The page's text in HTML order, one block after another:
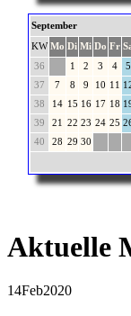
September
KW Mo Di Mi Do Fr
36
1 2 3 4 5
37
7 8 9 10 11
38
14 15 16 17 18
39
21 22 23 24 25
40
28 29 30
Aktuelle
14Feb2020